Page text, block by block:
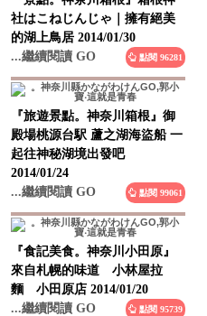
的湖上鳥居 2014/01/30
...繼續閱讀 GO
『旅遊景點。神奈川箱根』御
殿場桃源台駅 蘆之湖海盜船 一
起往神秘湖境出發吧
2014/01/24
...繼續閱讀 GO
『食記美食。神奈川小田原』
來自札幌的味道 小林屋拉
麵 小田原店 2014/01/20
...繼續閱讀 GO
點閱 95739